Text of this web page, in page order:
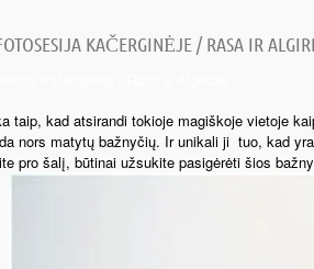
KAČERGINĖJE / RASA IR
taip, kad atsirandi tokioje magiškoje vietoje
nors matytų bažnyčių. Ir unikali ji tuo, kad
pro šalį, būtinai užsukite pasigėrėti šios